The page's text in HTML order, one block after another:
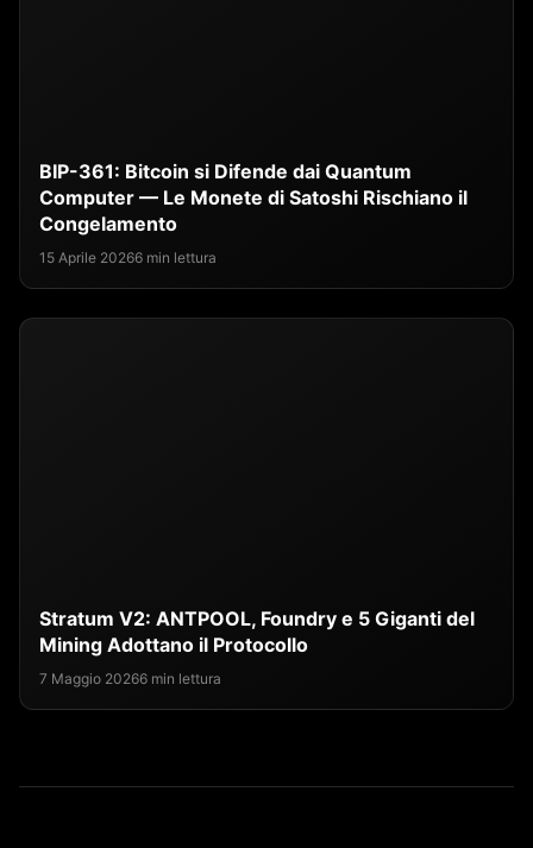
BIP-361: Bitcoin si Difende dai Quantum
Computer — Le Monete di Satoshi Rischiano il
Congelamento
15 Aprile 20266 min lettura
Stratum V2: ANTPOOL, Foundry e 5 Giganti del
Mining Adottano il Protocollo
7 Maggio 20266 min lettura